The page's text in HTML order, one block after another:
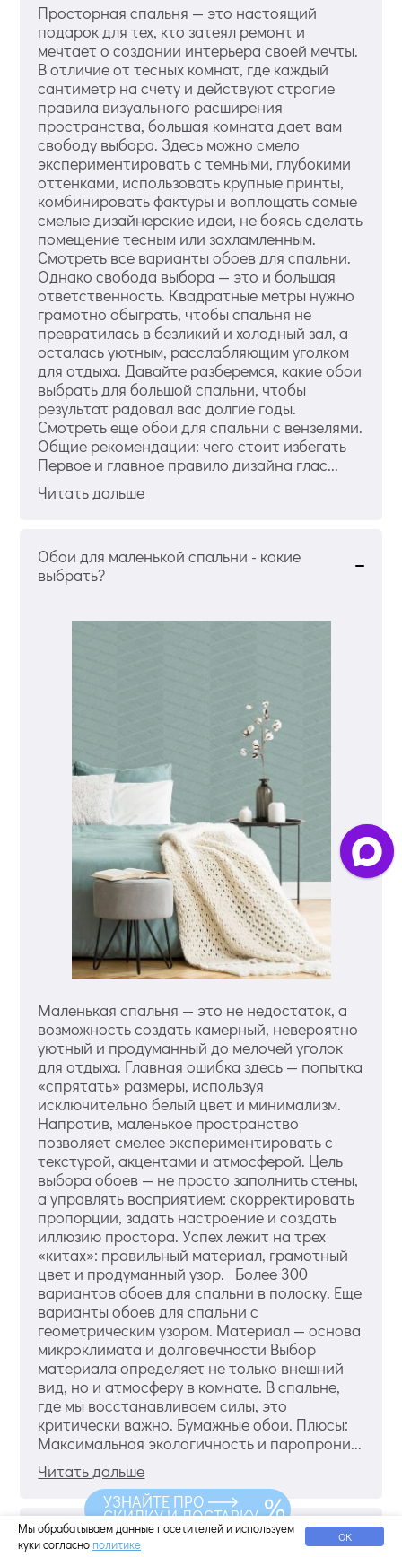
Просторная спальня — это настоящий
подарок для тех, кто затеял ремонт и
мечтает о создании интерьера своей мечты.
В отличие от тесных комнат, где каждый
сантиметр на счету и действуют строгие
правила визуального расширения
пространства, большая комната дает вам
свободу выбора. Здесь можно смело
экспериментировать с темными, глубокими
оттенками, использовать крупные принты,
комбинировать фактуры и воплощать самые
смелые дизайнерские идеи, не боясь сделать
помещение тесным или захламленным.
Смотреть все варианты обоев для спальни.
Однако свобода выбора — это и большая
ответственность. Квадратные метры нужно
грамотно обыграть, чтобы спальня не
превратилась в безликий и холодный зал, а
осталась уютным, расслабляющим уголком
для отдыха. Давайте разберемся, какие обои
выбрать для большой спальни, чтобы
результат радовал вас долгие годы.
Смотреть еще обои для спальни с вензелями.
Общие рекомендации: чего стоит избегать
Первое и главное правило дизайна глас...
Читать дальше
Обои для маленькой спальни - какие
выбрать?
Маленькая спальня — это не недостаток, а
возможность создать камерный, невероятно
уютный и продуманный до мелочей уголок
для отдыха. Главная ошибка здесь — попытка
«спрятать» размеры, используя
исключительно белый цвет и минимализм.
Напротив, маленькое пространство
позволяет смелее экспериментировать с
текстурой, акцентами и атмосферой. Цель
выбора обоев — не просто заполнить стены,
а управлять восприятием: скорректировать
пропорции, задать настроение и создать
иллюзию простора. Успех лежит на трех
«китах»: правильный материал, грамотный
цвет и продуманный узор. Более 300
вариантов обоев для спальни в полоску. Еще
варианты обоев для спальни с
геометрическим узором. Материал — основа
микроклимата и долговечности Выбор
материала определяет не только внешний
вид, но и атмосферу в комнате. В спальне,
где мы восстанавливаем силы, это
критически важно. Бумажные обои. Плюсы:
Максимальная экологичность и паропрони...
Читать дальше
Обои с птицами в интерьере
Мы обрабатываем данные посетителей и используем
куки согласно политике ОК
УЗНАЙТЕ ПРО
СКИДКУ И ДОСТАВКУ